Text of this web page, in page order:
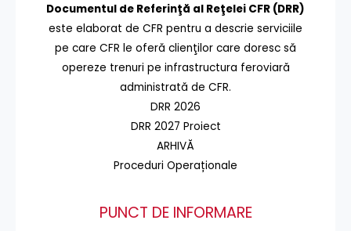
Documentul de Referinţă al Reţelei CFR (DRR)
este elaborat de CFR pentru a descrie serviciile
pe care CFR le oferă clienţilor care doresc să
opereze trenuri pe infrastructura feroviară
administrată de CFR.
DRR 2026
DRR 2027 Proiect
ARHIVĂ
Proceduri Operaționale
PUNCT DE INFORMARE